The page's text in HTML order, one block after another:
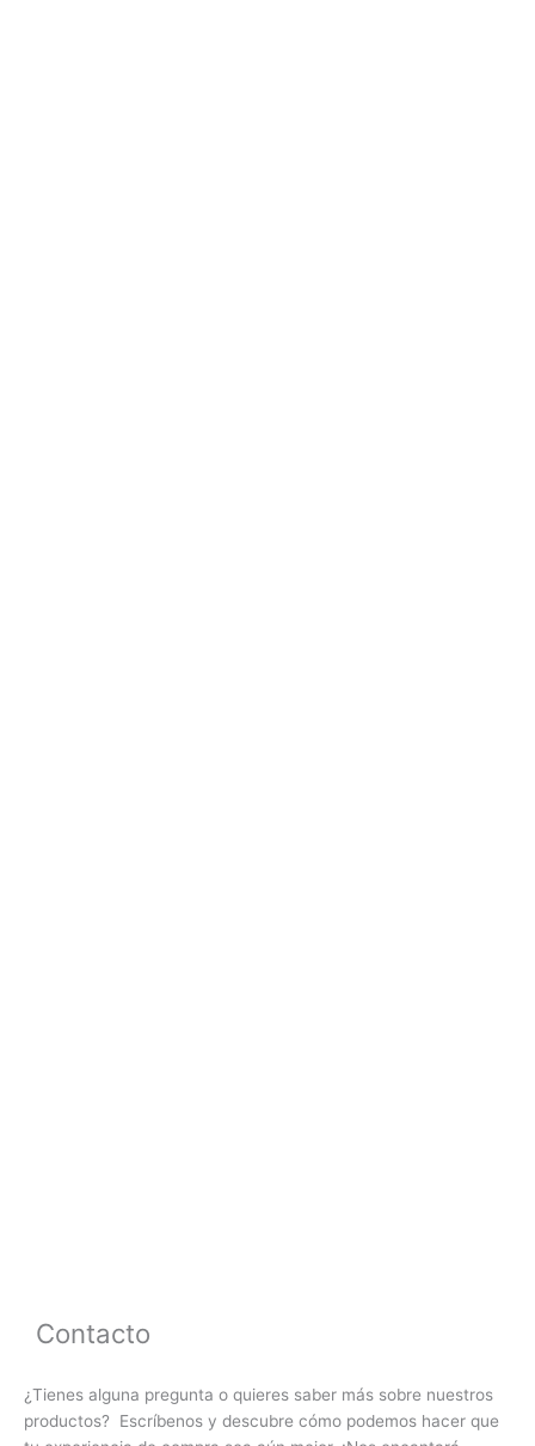
Contacto
¿Tienes alguna pregunta o quieres saber más sobre nuestros
productos? Escríbenos y descubre cómo podemos hacer que